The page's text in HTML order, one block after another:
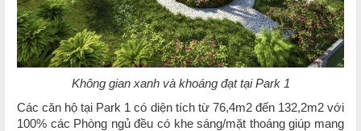
Không gian xanh và khoáng đạt tại Park 1
Các căn hộ tại Park 1 có diện tích từ 76,4m2 đến 132,2m2 với
100% các Phòng ngủ đều có khe sáng/mặt thoáng giúp mang